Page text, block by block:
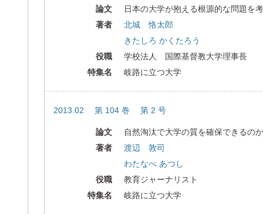
論文
日本の大学が抱える根源的な問題を
著者
北城 恪太郎
きたしろ かくたろう
役職
学校法人 国際基督教大学理事長
特集名
岐路に立つ大学
2013.02 第 104 巻 第 2 号
論文
自然淘汰で大学の質を確保できるのか
著者
渡辺 敦司
わたなべ あつし
役職
教育ジャーナリスト
特集名
岐路に立つ大学